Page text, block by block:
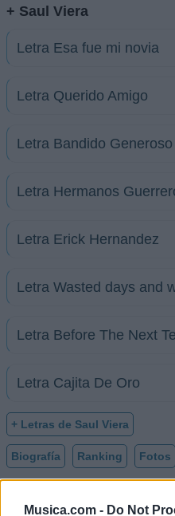
Musica.com - Do Not
+ Saul Viera
Letra Esa fue mi novia
Letra Querido Amigo
Letra Bandido Generoso
Letra Hermanos
Letra Erick Hernandez
Letra Wasted days and
Letra Before The Next
Letra Cajita De Oro
+ Letras de Saul Viera
Biografía Ranking Fotos